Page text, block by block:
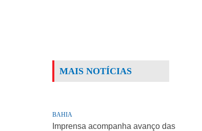
MAIS NOTÍCIAS
BAHIA
Imprensa acompanha avanço das